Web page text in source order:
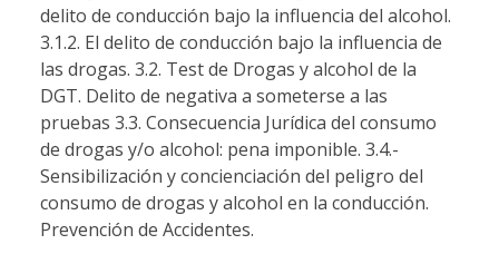
delito de conducción bajo la influencia del alcohol.
3.1.2. El delito de conducción bajo la influencia de
las drogas. 3.2. Test de Drogas y alcohol de la
DGT. Delito de negativa a someterse a las
pruebas 3.3. Consecuencia Jurídica del consumo
de drogas y/o alcohol: pena imponible. 3.4.-
Sensibilización y concienciación del peligro del
consumo de drogas y alcohol en la conducción.
Prevención de Accidentes.